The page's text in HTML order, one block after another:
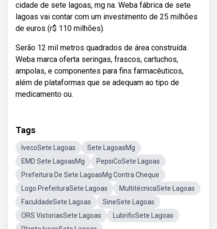
cidade de sete lagoas, mg na. Weba fábrica de sete
lagoas vai contar com um investimento de 25 milhões
de euros (r$ 110 milhões).
Serão 12 mil metros quadrados de área construída.
Weba marca oferta seringas, frascos, cartuchos,
ampolas, e componentes para fins farmacêuticos,
além de plataformas que se adequam ao tipo de
medicamento ou.
Tags
IvecoSete Lagoas
Sete LagoasMg
EMD Sete LagoasMg
PepsiCoSete Lagoas
Prefeitura De Sete LagoasMg Contra Cheque
Logo PrefeituraSete Lagoas
MultitécnicaSete Lagoas
FaculdadeSete Lagoas
SineSete Lagoas
ORS VistoriasSete Lagoas
LubrificSete Lagoas